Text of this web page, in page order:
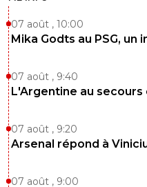
07 août , 10:00
Mika Godts au PSG,
07 août , 9:40
L'Argentine au
07 août , 9:20
Arsenal répond à
07 août , 9:00